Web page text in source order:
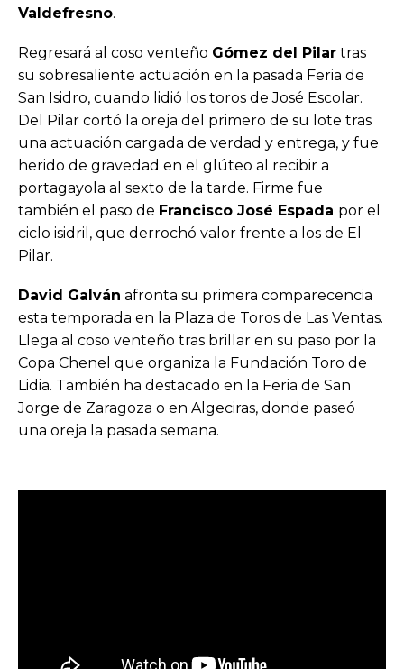
Valdefresno.
Regresará al coso venteño Gómez del Pilar tras
su sobresaliente actuación en la pasada Feria de
San Isidro, cuando lidió los toros de José Escolar.
Del Pilar cortó la oreja del primero de su lote tras
una actuación cargada de verdad y entrega, y fue
herido de gravedad en el glúteo al recibir a
portagayola al sexto de la tarde. Firme fue
también el paso de Francisco José Espada por el
ciclo isidril, que derrochó valor frente a los de El
Pilar.
David Galván afronta su primera comparecencia
esta temporada en la Plaza de Toros de Las Ventas.
Llega al coso venteño tras brillar en su paso por la
Copa Chenel que organiza la Fundación Toro de
Lidia. También ha destacado en la Feria de San
Jorge de Zaragoza o en Algeciras, donde paseó
una oreja la pasada semana.